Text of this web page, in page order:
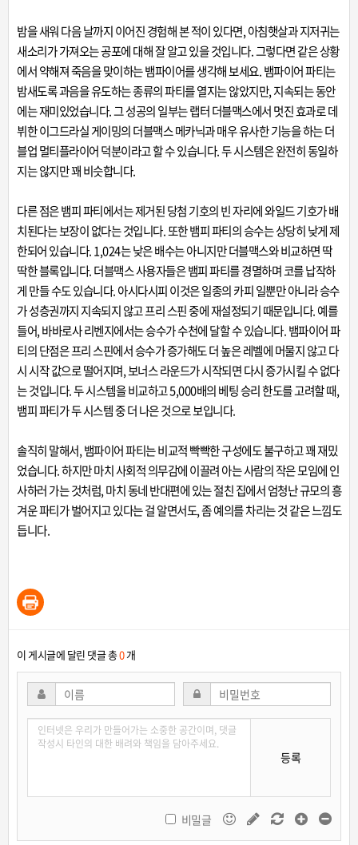
밤을 새워 다음 날까지 이어진 경험해 본 적이 있다면, 아침햇살과 지저귀는
새소리가 가져오는 공포에 대해 잘 알고 있을 것입니다. 그렇다면 같은 상황
에서 약해져 죽음을 맞이하는 뱀파이어를 생각해 보세요. 뱀파이어 파티는
밤새도록 과음을 유도하는 종류의 파티를 열지는 않았지만, 지속되는 동안
에는 재미있었습니다. 그 성공의 일부는 랩터 더블맥스에서 멋진 효과로 데
뷔한 이그드라실 게이밍의 더블맥스 메카닉과 매우 유사한 기능을 하는 더
블업 멀티플라이어 덕분이라고 할 수 있습니다. 두 시스템은 완전히 동일하
지는 않지만 꽤 비슷합니다.
다른 점은 뱀피 파티에서는 제거된 당첨 기호의 빈 자리에 와일드 기호가 배
치된다는 보장이 없다는 것입니다. 또한 뱀피 파티의 승수는 상당히 낮게 제
한되어 있습니다. 1,024는 낮은 배수는 아니지만 더블맥스와 비교하면 딱
딱한 블록입니다. 더블맥스 사용자들은 뱀피 파티를 경멸하며 코를 납작하
게 만들 수도 있습니다. 아시다시피 이것은 일종의 카피 일뿐만 아니라 승수
가 성층권까지 지속되지 않고 프리 스핀 중에 재설정되기 때문입니다. 예를
들어, 바바로사 리벤지에서는 승수가 수천에 달할 수 있습니다. 뱀파이어 파
티의 단점은 프리 스핀에서 승수가 증가해도 더 높은 레벨에 머물지 않고 다
시 시작 값으로 떨어지며, 보너스 라운드가 시작되면 다시 증가시킬 수 없다
는 것입니다. 두 시스템을 비교하고 5,000배의 베팅 승리 한도를 고려할 때,
뱀피 파티가 두 시스템 중 더 나은 것으로 보입니다.
솔직히 말해서, 뱀파이어 파티는 비교적 빡빡한 구성에도 불구하고 꽤 재밌
었습니다. 하지만 마치 사회적 의무감에 이끌려 아는 사람의 작은 모임에 인
사하러 가는 것처럼, 마치 동네 반대편에 있는 절친 집에서 엄청난 규모의 흥
겨운 파티가 벌어지고 있다는 걸 알면서도, 좀 예의를 차리는 것 같은 느낌도
듭니다.
이 게시글에 달린 댓글 총0개
등록
비밀글